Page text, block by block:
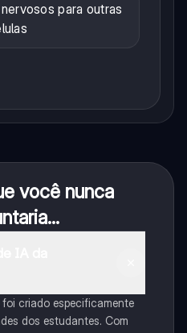
para outras
você nunca
criado especificamente
dos estudantes. Com